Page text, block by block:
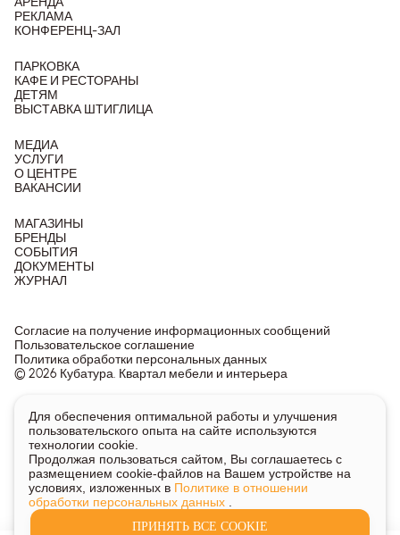
РЕКЛАМА
КОНФЕРЕНЦ-ЗАЛ
ПАРКОВКА
КАФЕ И РЕСТОРАНЫ
ДЕТЯМ
ВЫСТАВКА ШТИГЛИЦА
МЕДИА
УСЛУГИ
О ЦЕНТРЕ
ВАКАНСИИ
МАГАЗИНЫ
БРЕНДЫ
СОБЫТИЯ
ДОКУМЕНТЫ
ЖУРНАЛ
© 2026 Кубатура. Квартал мебели и интерьера
Согласие на получение информационных сообщений
Пользовательское соглашение
Политика обработки персональных данных
Информация о товарах и ценах на сайте не является
публичной офертой, носит исключительно информационный
характер.
Для получения подробной информации о наличии и стоимости
указанных товаров и услуг напишите или позвоните нам.
Для обеспечения оптимальной работы и улучшения
пользовательского опыта на сайте используются
технологии cookie.
Продолжая пользоваться сайтом, Вы соглашаетесь с
размещением cookie-файлов на Вашем устройстве на
условиях, изложенных в Политике в отношении
обработки персональных данных
ПРИНЯТЬ ВСЕ COOKIE